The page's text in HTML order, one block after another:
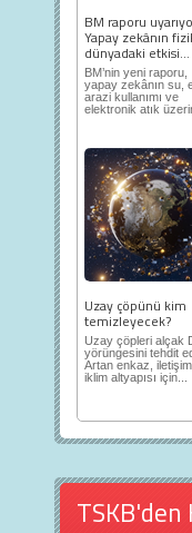
BM raporu
Yapay zekânın
dünyadaki etkisi...
BM’nin yeni raporu,
yapay zekânın su,
arazi kullanımı ve
elektronik atık
Uzay çöpünü kim
temizleyecek?
Uzay çöpleri alçak
yörüngesini tehdit
Artan enkaz,
iklim altyapısı için...